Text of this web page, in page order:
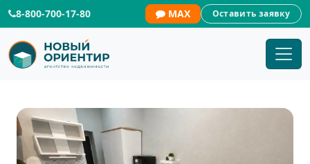
8-800-700-17-80 MAX Оставить заявку